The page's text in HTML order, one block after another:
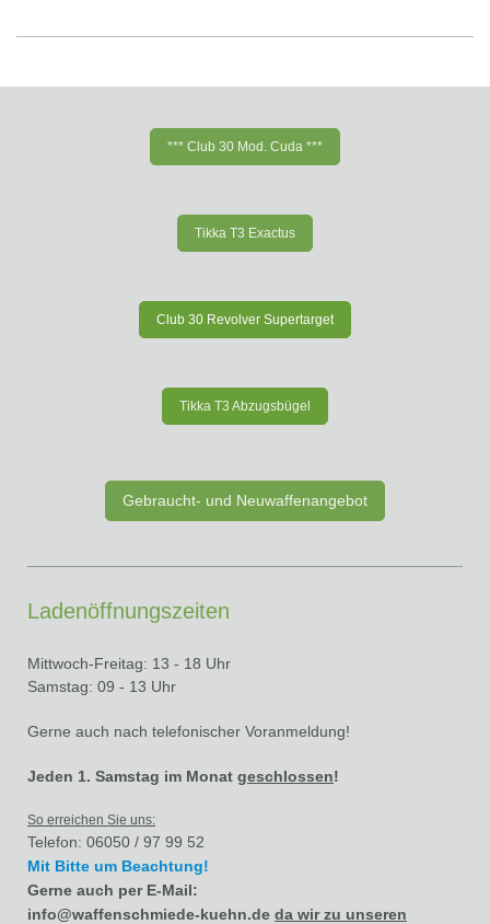
*** Club 30 Mod. Cuda ***
Tikka T3 Exactus
Club 30 Revolver Supertarget
Tikka T3 Abzugsbügel
Gebraucht- und Neuwaffenangebot
Ladenöffnungszeiten
Mittwoch-Freitag: 13 - 18 Uhr
Samstag: 09 - 13 Uhr
Gerne auch nach telefonischer Voranmeldung !
Jeden 1. Samstag im Monat geschlossen!
So erreichen Sie uns:
Telefon: 06050 / 97 99 52
Mit Bitte um Beachtung!
Gerne auch per E-Mail:
info@waffenschmiede-kuehn.de da wir zu unseren